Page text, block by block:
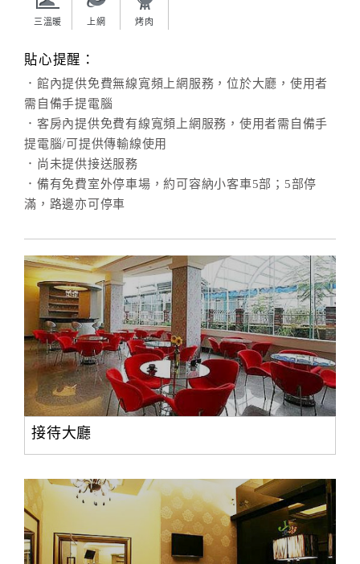
三溫暖 上網 烤肉
貼心提醒：
．館內提供免費無線寬頻上網服務，位於大廳，使用者
需自備手提電腦
．客房內提供免費有線寬頻上網服務，使用者需自備手
提電腦/可提供傳輸線使用
．尚未提供接送服務
．備有免費室外停車場，約可容納小客車5部；5部停
滿，路邊亦可停車
接待大廳